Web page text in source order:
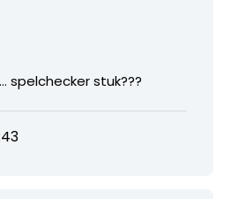
spelchecker stuk???